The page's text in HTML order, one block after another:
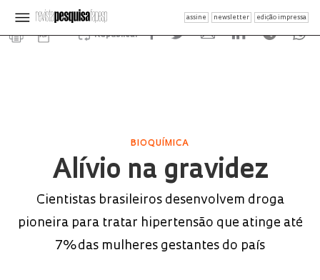
assine newsletter edição impressa
Republicar
BIOQUÍMICA
Alívio na gravidez
Cientistas brasileiros desenvolvem droga
pioneira para tratar hipertensão que atinge até
7% das mulheres gestantes do país